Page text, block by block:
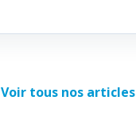
Voir tous nos articles